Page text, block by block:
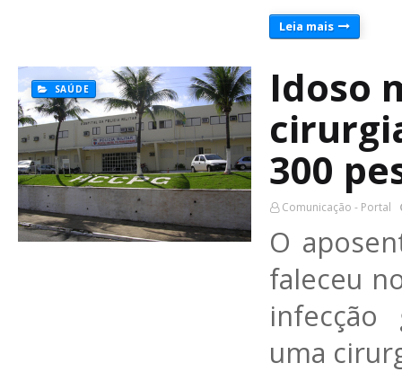
Leia mais
SAÚDE
Idoso
300
Comunicação - Portal
O
faleceu
infecção
uma